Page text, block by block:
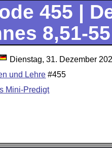
455 |
8,51-55
Dienstag, 31. Dezember
und Lehre #455
Mini-Predigt